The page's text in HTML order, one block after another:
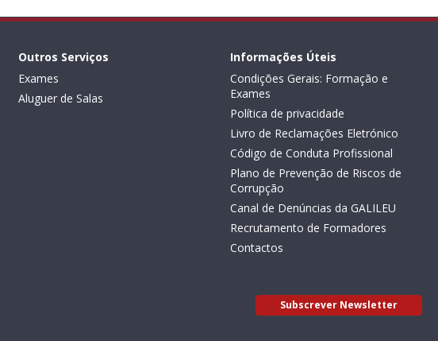
Outros Serviços
Exames
Aluguer de Salas
Informações Úteis
Condições Gerais: Formação e
Exames
Política de privacidade
Livro de Reclamações Eletrónico
Código de Conduta Profissional
Plano de Prevenção de Riscos de
Corrupção
Canal de Denúncias da GALILEU
Recrutamento de Formadores
Contactos
Subscrever Newsletter